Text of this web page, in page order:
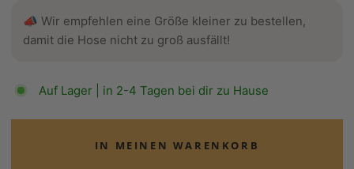
📣 Wir empfehlen eine Größe kleiner zu bestellen,
damit die Hose nicht zu groß ausfällt!
Auf Lager | in 2-4 Tagen bei dir zu Hause
IN MEINEN WARENKORB